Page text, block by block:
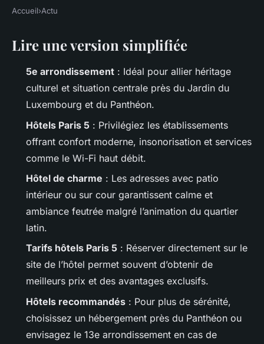
Top choix d'hôtels à Paris 5
pour votre escapade parfaite
Gordon•23/04/2026 09:48•10 min de lecture
Accueil›Actu
Lire une version simplifiée
5e arrondissement : Idéal pour allier héritage
culturel et situation centrale près du Jardin du
Luxembourg et du Panthéon.
Hôtels Paris 5 : Privilégiez les établissements
offrant confort moderne, insonorisation et services
comme le Wi-Fi haut débit.
Hôtel de charme : Les adresses avec patio
intérieur ou sur cour garantissent calme et
ambiance feutrée malgré l’animation du quartier
latin.
Tarifs hôtels Paris 5 : Réserver directement sur le
site de l’hôtel permet souvent d’obtenir de
meilleurs prix et des avantages exclusifs.
Hôtels recommandés : Pour plus de sérénité,
choisissez un hébergement près du Panthéon ou
envisagez le 13e arrondissement en cas de